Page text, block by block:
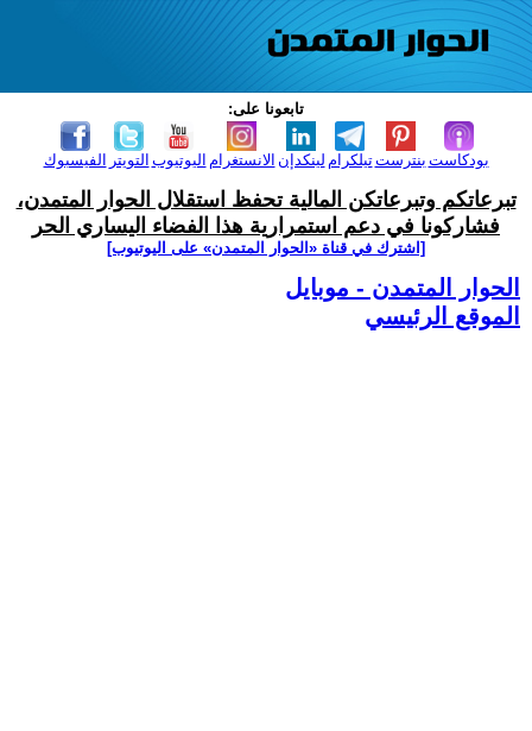
تابعونا على:
الفيسبوك التويتر اليوتيوب الانستغرام لينكدإن تيلكرامبنترست بودكاست
تبرعاتكم وتبرعاتكن المالية تحفظ استقلال الحوار المتمدن،
فشاركونا في دعم استمرارية هذا الفضاء اليساري الحر
[اشترك في قناة ‫«الحوار المتمدن» على اليوتيوب]
الحوار المتمدن - موبايل
الموقع الرئيسي